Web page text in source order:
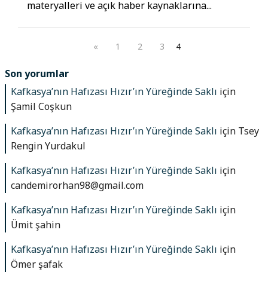
materyalleri ve açık haber kaynaklarına...
« 1 2 3 4
Son yorumlar
Kafkasya’nın Hafızası Hızır’ın Yüreğinde Saklı için
Şamil Coşkun
Kafkasya’nın Hafızası Hızır’ın Yüreğinde Saklı için Tsey
Rengin Yurdakul
Kafkasya’nın Hafızası Hızır’ın Yüreğinde Saklı için
candemirorhan98@gmail.com
Kafkasya’nın Hafızası Hızır’ın Yüreğinde Saklı için
Ümit şahin
Kafkasya’nın Hafızası Hızır’ın Yüreğinde Saklı için
Ömer şafak